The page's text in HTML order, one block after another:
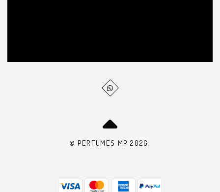
© PERFUMES MP 2026.